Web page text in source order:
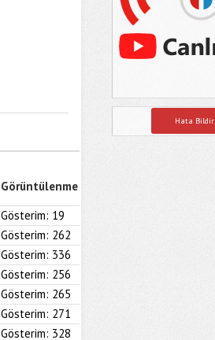
Görüntülenme
Gösterim: 19
Gösterim: 262
Gösterim: 336
Gösterim: 256
Gösterim: 265
Gösterim: 271
Gösterim: 328
Hata Bildir